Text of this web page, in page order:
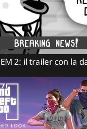
2: il trailer con la